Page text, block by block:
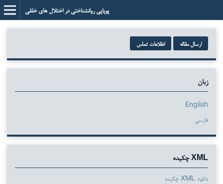
پویایی روانشناختی در اختلال های خلقی
ارسال مقاله اطلاعات تماس
زبان
English
فارسی
XML چکیده
دانلود XML چکیده